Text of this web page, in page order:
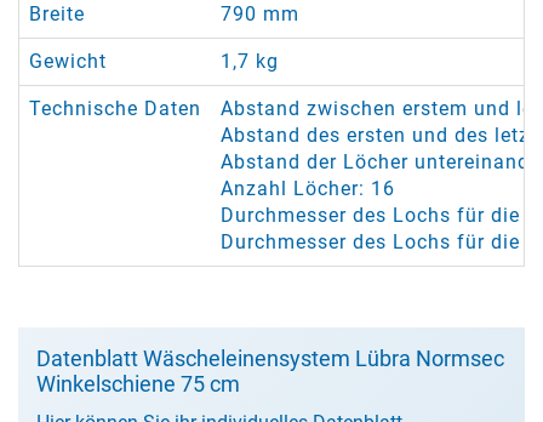
Breite 790 mm
Gewicht 1,7 kg
Technische Daten
Abstand zwischen erstem und
Abstand des ersten und des
Abstand der Löcher
Anzahl Löcher: 16
Durchmesser des Lochs für die
Durchmesser des Lochs für die
Datenblatt Wäscheleinensystem Lübra Normsec
Winkelschiene 75 cm